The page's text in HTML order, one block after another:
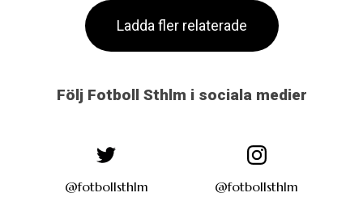
Ladda fler relaterade
Följ Fotboll Sthlm i sociala medier
@fotbollsthlm @fotbollsthlm